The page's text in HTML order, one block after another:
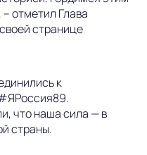
– отметил Глава
странице
к
что наша сила — в
страны.